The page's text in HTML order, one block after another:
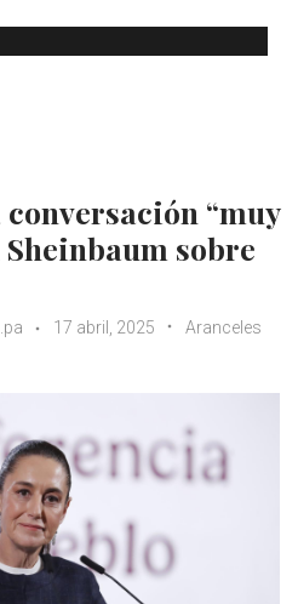
“muy
sobre
17 abril, 2025
Aranceles